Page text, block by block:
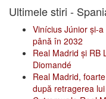
Ultimele stiri -
Vinícius Júnior și-
până în 2032
Real Madrid și RB
Diomandé
Real Madrid,
după retragerea lui